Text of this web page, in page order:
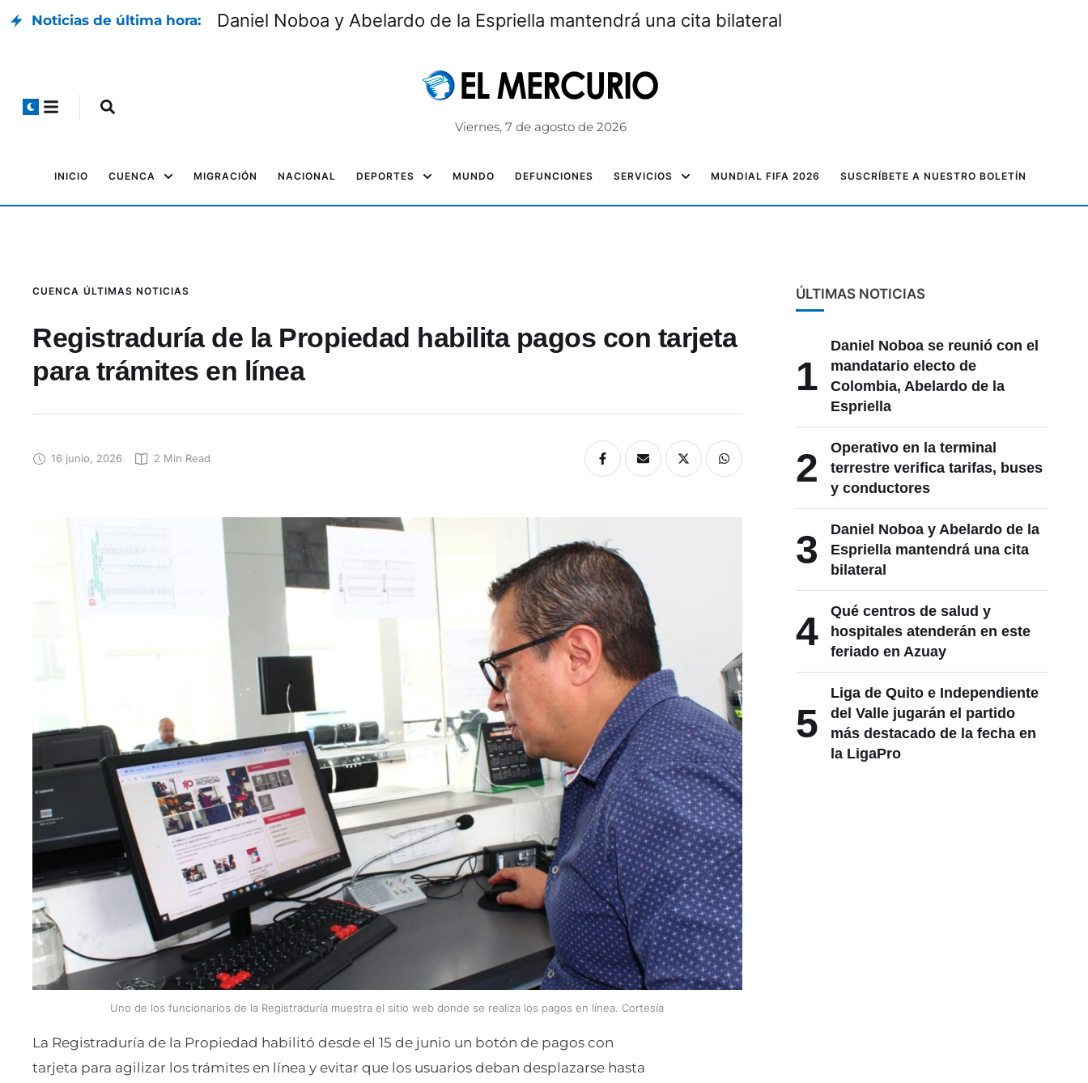
Noticias de última hora: Daniel Noboa y Abelardo de la Espriella mantendrá una cita bilateral
Viernes, 7 de agosto de 2026
INICIO CUENCA MIGRACIÓN NACIONAL DEPORTES MUNDO DEFUNCIONES SERVICIOS MUNDIAL FIFA 2026 SUSCRÍBETE A NUESTRO BOLETÍN
CUENCA ÚLTIMAS NOTICIAS
Registraduría de la Propiedad habilita pagos con tarjeta
para trámites en línea
16 junio, 2026 2 Min Read
Uno de los funcionarios de la Registraduría muestra el sitio web donde se realiza los pagos en línea. Cortesía
La Registraduría de la Propiedad habilitó desde el 15 de junio un botón de pagos con
tarjeta para agilizar los trámites en línea y evitar que los usuarios deban desplazarse hasta
ÚLTIMAS NOTICIAS
1
Daniel Noboa se reunió con el
mandatario electo de
Colombia, Abelardo de la
Espriella
2
Operativo en la terminal
terrestre verifica tarifas, buses
y conductores
3
Daniel Noboa y Abelardo de la
Espriella mantendrá una cita
bilateral
4
Qué centros de salud y
hospitales atenderán en este
feriado en Azuay
5
Liga de Quito e Independiente
del Valle jugarán el partido
más destacado de la fecha en
la LigaPro